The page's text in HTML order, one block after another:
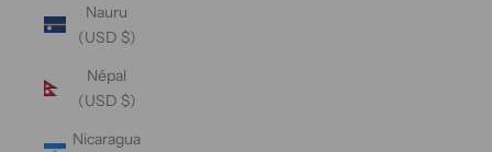
Nauru
(USD $)
Népal
(USD $)
Nicaragua